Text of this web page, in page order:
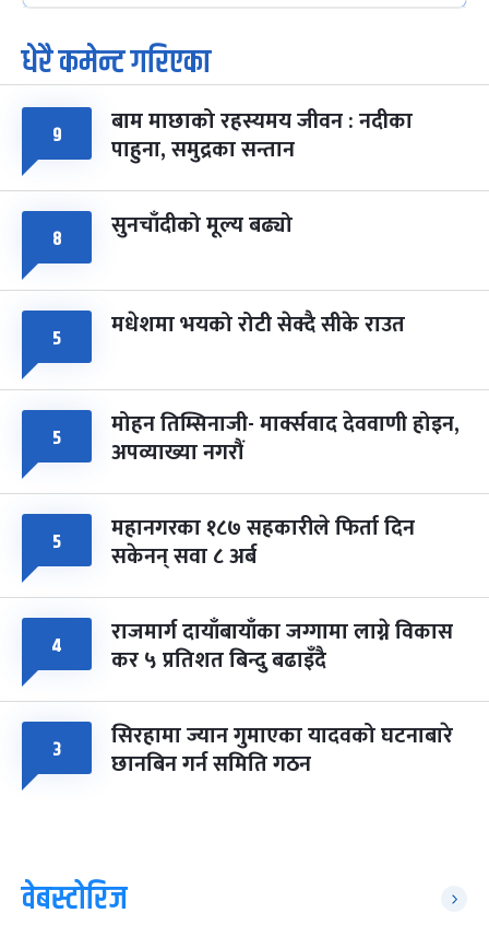
७
आइत
पूर्णिमा व्रत
चैत्र ७, २०८३-Mar 21, 2027
८ फागुपूर्णिमा
चैत्र ८, २०८३-Mar 22, 2027
७ महिना बाँकी
धेरै कमेन्ट गरिएका
९ बाम माछाको रहस्यमय जीवन : नदीका
पाहुना, समुद्रका सन्तान
८ सुनचाँदीको मूल्य बढ्यो
५ मधेशमा भयको रोटी सेक्दै सीके राउत
५ मोहन तिम्सिनाजी- मार्क्सवाद देववाणी होइन,
अपव्याख्या नगरौं
५ महानगरका १८७ सहकारीले फिर्ता दिन
सकेनन् सवा ८ अर्ब
४ राजमार्ग दायाँबायाँका जग्गामा लाग्ने विकास
कर ५ प्रतिशत बिन्दु बढाइँदै
३ सिरहामा ज्यान गुमाएका यादवको घटनाबारे
छानबिन गर्न समिति गठन
वेबस्टोरिज